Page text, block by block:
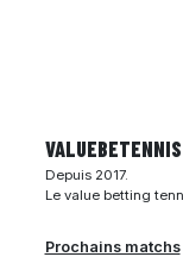
VALUEBETENNIS
Depuis 2017.
Le value betting
Prochains matchs